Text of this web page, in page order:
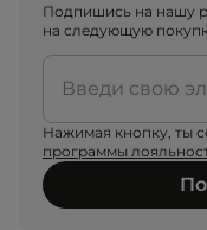
Подпишись на нашу
на следующую
Введи свою
Нажимая кнопку, ты
программы